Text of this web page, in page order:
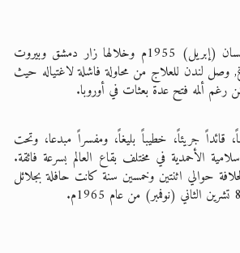
زيارته الثانية كانت في نيسان (إبريل) 1955م وخلالها زار دمشق وبيروت
وصل لندن للعلاج من محاولة فاشلة لاغتياله حيث
ألمه فتح عدة بعثات في أوروبا.
جريئاً، خطيباً بليغاً، ومفسراً مبدعا، وتحت
الأحمدية في مختلف بقاع العالم بسرعة فائقة.
حوالي اثنتين وخمسين سنة كانت حافلة بجلائل